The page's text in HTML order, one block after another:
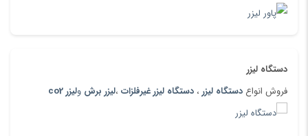
دستگاه لیزر
فروش انواع دستگاه لیزر ، دستگاه لیزر غیرفلزات ،لیزر برش ولیزر co2